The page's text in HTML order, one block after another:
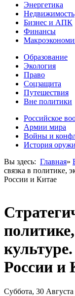
Энергетика
Недвижимость
Бизнес и АПК
Финансы
Образование
Экология
Право
Соцзащита
Путешествия
Вне политики
Российское
Армии мира
Войны и
История
Вы здесь: Главная»
связка в политике,
России и Китае
России и
Суббота, 30